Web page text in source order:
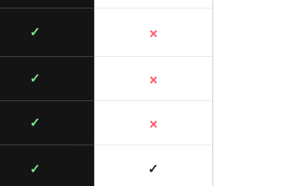
✓ ×
✓ ×
✓ ×
✓ ✓